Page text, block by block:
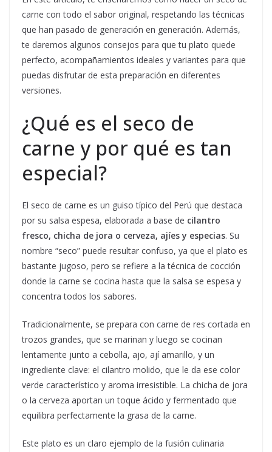
carne con todo el sabor original, respetando las técnicas
que han pasado de generación en generación. Además,
te daremos algunos consejos para que tu plato quede
perfecto, acompañamientos ideales y variantes para que
puedas disfrutar de esta preparación en diferentes
versiones.
¿Qué es el seco de
carne y por qué es tan
especial?
El seco de carne es un guiso típico del Perú que destaca
por su salsa espesa, elaborada a base de cilantro
fresco, chicha de jora o cerveza, ajíes y especias. Su
nombre “seco” puede resultar confuso, ya que el plato es
bastante jugoso, pero se refiere a la técnica de cocción
donde la carne se cocina hasta que la salsa se espesa y
concentra todos los sabores.
Tradicionalmente, se prepara con carne de res cortada en
trozos grandes, que se marinan y luego se cocinan
lentamente junto a cebolla, ajo, ají amarillo, y un
ingrediente clave: el cilantro molido, que le da ese color
verde característico y aroma irresistible. La chicha de jora
o la cerveza aportan un toque ácido y fermentado que
equilibra perfectamente la grasa de la carne.
Este plato es un claro ejemplo de la fusión culinaria